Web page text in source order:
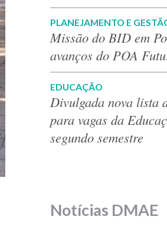
PLANEJAMENTO E
Missão do BID em
avanços do POA
EDUCAÇÃO
Divulgada nova lista
para vagas da
segundo semestre
Notícias DMAE